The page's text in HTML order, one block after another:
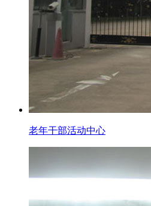
老年干部活动中心